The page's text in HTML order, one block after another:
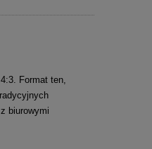
Format ten,
biurowymi